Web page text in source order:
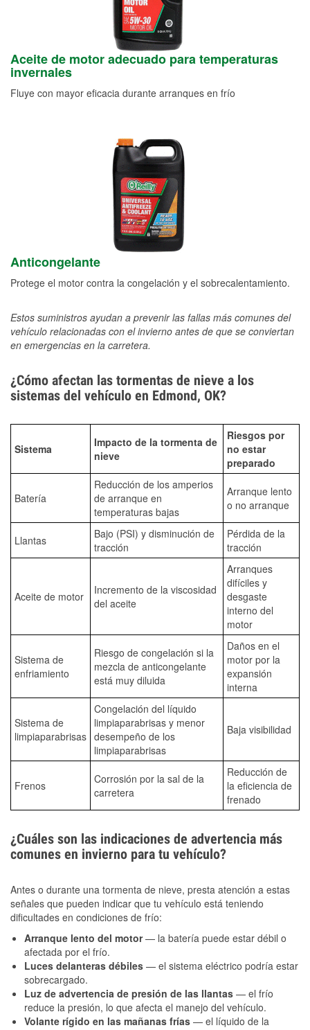
Aceite de motor adecuado para temperaturas
invernales
Fluye con mayor eficacia durante arranques en frío
Anticongelante
Protege el motor contra la congelación y el sobrecalentamiento.
Estos suministros ayudan a prevenir las fallas más comunes del
vehículo relacionadas con el invierno antes de que se conviertan
en emergencias en la carretera.
¿Cómo afectan las tormentas de nieve a los
sistemas del vehículo en Edmond, OK?
Sistema
Impacto de la tormenta de
nieve
Riesgos por
no estar
preparado
Batería
Reducción de los amperios
de arranque en
temperaturas bajas
Arranque lento
o no arranque
Llantas
Bajo (PSI) y disminución de
tracción
Pérdida de la
tracción
Aceite de motor
Incremento de la viscosidad
del aceite
Arranques
difíciles y
desgaste
interno del
motor
Sistema de
enfriamiento
Riesgo de congelación si la
mezcla de anticongelante
está muy diluida
Daños en el
motor por la
expansión
interna
Sistema de
limpiaparabrisas
Congelación del líquido
limpiaparabrisas y menor
desempeño de los
limpiaparabrisas
Baja visibilidad
Frenos
Corrosión por la sal de la
carretera
Reducción de
la eficiencia de
frenado
¿Cuáles son las indicaciones de advertencia más
comunes en invierno para tu vehículo?
Antes o durante una tormenta de nieve, presta atención a estas
señales que pueden indicar que tu vehículo está teniendo
dificultades en condiciones de frío:
Arranque lento del motor— la batería puede estar débil o
afectada por el frío.
Luces delanteras débiles — el sistema eléctrico podría estar
sobrecargado.
Luz de advertencia de presión de las llantas — el frío
reduce la presión, lo que afecta el manejo del vehículo.
Volante rígido en las mañanas frías — el líquido de la